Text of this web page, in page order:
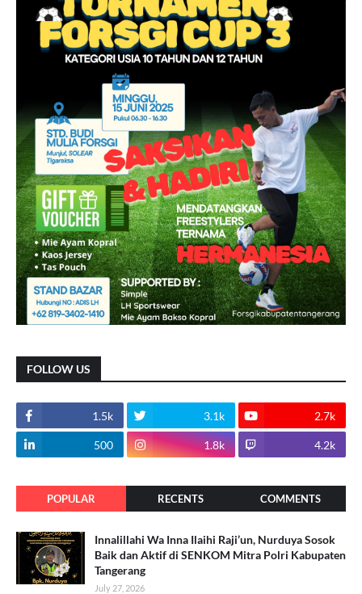
FOLLOW US
1.5k 3.1k 2.7k
500 1.8k 4.2k
POPULAR RECENTS COMMENTS
Innalillahi Wa Inna Ilaihi Raji’un, Nurduya Sosok
Baik dan Aktif di SENKOM Mitra Polri Kabupaten
Tangerang
July 27, 2026